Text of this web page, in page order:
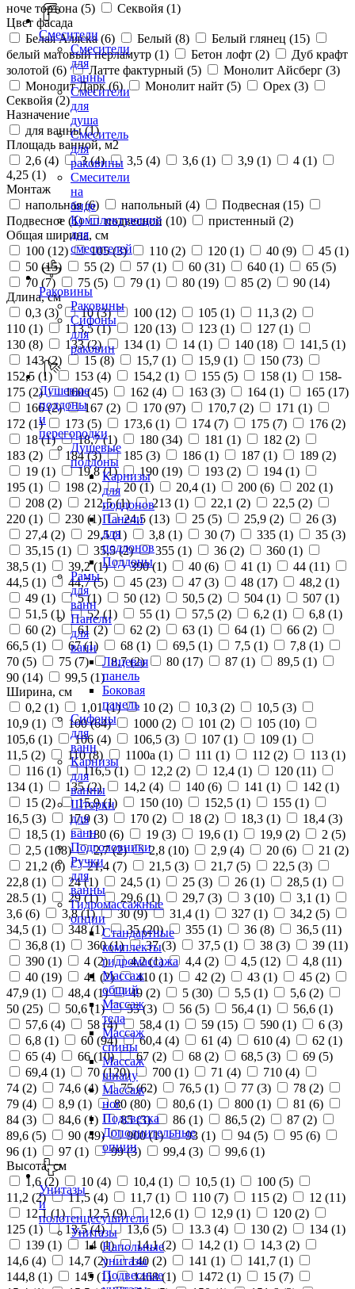
Смесители
Смесители
для
ванны
Смесители
для
душа
Смеситель
для
раковины
Смесители
на
биде
Комплектующие
для
смесителей
Раковины
Раковины
Сифоны
для
раковин
Душевые
поддоны
и
перегородки
Душевые
поддоны
Карнизы
для
поддонов
Панели
для
поддонов
Поддоны
Рамы
для
ванн
Панели
для
ванн
Лицевая
панель
Боковая
панель
Сифоны
для
ванн
Карнизы
для
ванны
Шторки
для
ванн
Подголовники
Ручки
для
ванны
Гидромассажные
опции
Стандартные
комплекты
гидромассажа
Массаж
общий
Массаж
тела
Массаж
спины
Массаж
шиацу
Массаж
ног
Подсветка
Дополнительные
опции
Унитазы
и
полотенцесушители
Унитазы
Напольные
унитазы
Подвесные
ноче тортона (5) Секвойя (1)
Цвет фасада
Белая Аляска (6) Белый (8) Белый глянец (15)
белый матовый перламутр (1) Бетон лофт (2)
Дуб крафт
золотой (6) Латте фактурный (5) Монолит Айсберг (3)
Монолит Дарк (6) Монолит найт (5) Орех (3)
Секвойя (2)
Назначение
для ванны (1)
Площадь ванной, м2
2,6 (4) 3 (4) 3,5 (4) 3,6 (1) 3,9 (1) 4 (1)
4,25 (1)
Монтаж
напольная (6) напольный (4) Подвесная (15)
Подвесное (1) подвесной (10) пристенный (2)
Общая ширина, см
100 (12) 105 (3) 110 (2) 120 (1) 40 (9) 45 (1)
50 (15) 55 (2) 57 (1) 60 (31) 640 (1) 65 (5)
70 (7) 75 (5) 79 (1) 80 (19) 85 (2) 90 (14)
Длина, см
0,3 (3) 10 (3) 100 (12) 105 (1) 11,3 (2)
110 (1) 113,5 (1) 120 (13) 123 (1) 127 (1)
130 (8) 133 (2) 134 (1) 14 (1) 140 (18) 141,5 (1)
143 (2) 15 (8) 15,7 (1) 15,9 (1) 150 (73)
152,5 (1) 153 (4) 154,2 (1) 155 (5) 158 (1)
158-
175 (2) 160 (45) 162 (4) 163 (3) 164 (1) 165 (17)
166 (2) 167 (2) 170 (97) 170,7 (2) 171 (1)
172 (1) 173 (5) 173,6 (1) 174 (7) 175 (7) 176 (2)
18 (1) 18,7 (1) 180 (34) 181 (1) 182 (2)
183 (2) 184 (3) 185 (3) 186 (1) 187 (1) 189 (2)
19 (1) 19,8 (1) 190 (19) 193 (2) 194 (1)
195 (1) 198 (2) 20 (1) 20,4 (1) 200 (6) 202 (1)
208 (2) 212,5 (1) 213 (1) 22,1 (2) 22,5 (2)
220 (1) 230 (1) 24,5 (13) 25 (5) 25,9 (2) 26 (3)
27,4 (2) 29,5 (1) 3,8 (1) 30 (7) 335 (1) 35 (3)
35,15 (1) 35,5 (2) 355 (1) 36 (2) 360 (1)
38,5 (1) 39,2 (1) 390 (1) 40 (6) 41 (1) 44 (11)
44,5 (1) 44,7 (5) 45 (23) 47 (3) 48 (17) 48,2 (1)
49 (1) 5 (1) 50 (12) 50,5 (2) 504 (1) 507 (1)
51,5 (1) 52 (1) 55 (1) 57,5 (2) 6,2 (1) 6,8 (1)
60 (2) 61 (2) 62 (2) 63 (1) 64 (1) 66 (2)
66,5 (1) 67 (1) 68 (1) 69,5 (1) 7,5 (1) 7,8 (1)
70 (5) 75 (7) 8,7 (2) 80 (17) 87 (1) 89,5 (1)
90 (14) 99,5 (1)
Ширина, см
0,2 (1) 1,01 (1) 10 (2) 10,3 (2) 10,5 (3)
10,9 (1) 100 (64) 1000 (2) 101 (2) 105 (10)
105,6 (1) 106 (4) 106,5 (3) 107 (1) 109 (1)
11,5 (2) 110 (8) 1100а (1) 111 (1) 112 (2) 113 (1)
116 (1) 116,5 (1) 12,2 (2) 12,4 (1) 120 (11)
134 (1) 135 (2) 14,2 (4) 140 (6) 141 (1) 142 (1)
15 (2) 15,9 (1) 150 (10) 152,5 (1) 155 (1)
16,5 (3) 17,9 (3) 170 (2) 18 (2) 18,3 (1) 18,4 (3)
18,5 (1) 180 (6) 19 (3) 19,6 (1) 19,9 (2) 2 (5)
2,5 (108) 2,7 (2) 2,8 (10) 2,9 (4) 20 (6) 21 (2)
21,2 (6) 21,4 (7) 21,5 (3) 21,7 (5) 22,5 (3)
22,8 (1) 24 (1) 24,5 (1) 25 (3) 26 (1) 28,5 (1)
28.5 (1) 29 (1) 29,6 (1) 29,7 (3) 3 (10) 3,1 (1)
3,6 (6) 3,8 (1) 30 (9) 31,4 (1) 327 (1) 34,2 (5)
34,5 (1) 348 (1) 35 (20) 355 (1) 36 (8) 36,5 (11)
36,8 (1) 360 (1) 37 (3) 37,5 (1) 38 (3) 39 (11)
390 (1) 4 (2) 4,2 (1) 4,4 (2) 4,5 (12) 4,8 (11)
40 (19) 41 (2) 410 (1) 42 (2) 43 (1) 45 (2)
47,9 (1) 48,4 (1) 49 (2) 5 (30) 5,5 (1) 5,6 (2)
50 (25) 50,6 (1) 55 (3) 56 (5) 56,4 (1) 56,6 (1)
57,6 (4) 58 (4) 58,4 (1) 59 (15) 590 (1) 6 (3)
6,8 (1) 60 (94) 60,4 (4) 61 (4) 610 (4) 62 (1)
65 (4) 66 (10) 67 (2) 68 (2) 68,5 (3) 69 (5)
69,4 (1) 70 (120) 700 (1) 71 (4) 710 (4)
74 (2) 74,6 (4) 75 (62) 76,5 (1) 77 (3) 78 (2)
79 (4) 8,9 (1) 80 (80) 80,6 (1) 800 (1) 81 (6)
84 (3) 84,6 (1) 85 (3) 86 (1) 86,5 (2) 87 (2)
89,6 (5) 90 (49) 900 (1) 93 (1) 94 (5) 95 (6)
96 (1) 97 (1) 99 (3) 99,4 (3) 99,6 (1)
Высота, см
1,6 (2) 10 (4) 10,4 (1) 10,5 (1) 100 (5)
11,2 (2) 11,5 (4) 11,7 (1) 110 (7) 115 (2) 12 (11)
12,1 (1) 12,5 (9) 12,6 (1) 12,9 (1) 120 (2)
125 (1) 13,5 (4) 13,6 (5) 13.3 (4) 130 (2) 134 (1)
139 (1) 14 (1) 14,1 (2) 14,2 (1) 14,3 (2)
14,6 (4) 14,7 (2) 140 (2) 141 (1) 141,7 (1)
144,8 (1) 145 (1) 1468 (1) 1472 (1) 15 (7)